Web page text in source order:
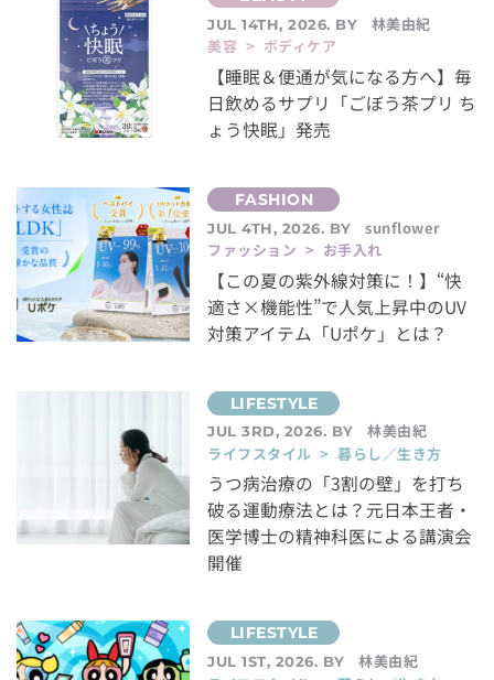
JUL 14TH, 2026. BY
林美由紀
美容 > ボディケア
【睡眠＆便通が気になる方へ】毎
日飲めるサプリ「ごぼう茶プリ ち
ょう快眠」発売
JUL 4TH, 2026. BY
sunflower
ファッション > お手入れ
【この夏の紫外線対策に！】“快
適さ×機能性”で人気上昇中のUV
対策アイテム「Uポケ」とは？
JUL 3RD, 2026. BY
林美由紀
ライフスタイル > 暮らし／生き方
うつ病治療の「3割の壁」を打ち
破る運動療法とは？元日本王者・
医学博士の精神科医による講演会
開催
JUL 1ST, 2026. BY
林美由紀